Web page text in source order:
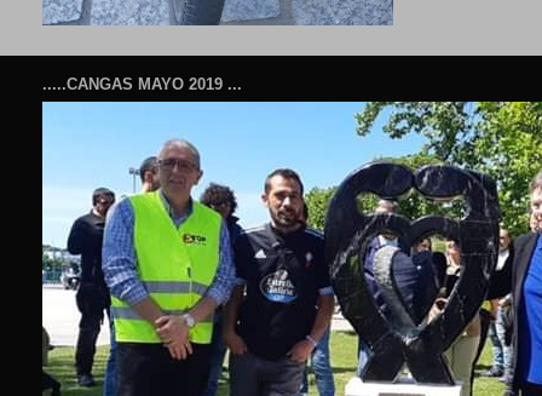
.....CANGAS MAYO 2019 ...